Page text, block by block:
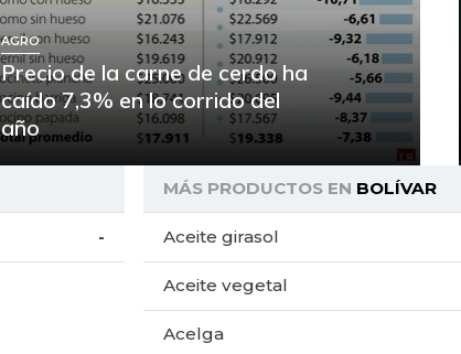
AGRO
Precio de la carne de cerdo ha
caído 7,3% en lo corrido del
año
-
MÁS PRODUCTOS EN BOLÍVAR
Aceite girasol
Aceite vegetal
Acelga